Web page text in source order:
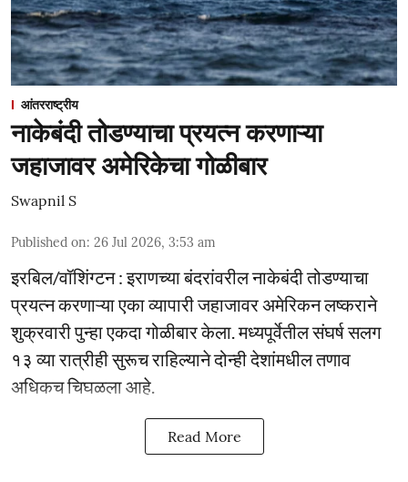
आंतरराष्ट्रीय
नाकेबंदी तोडण्याचा प्रयत्न करणाऱ्या
जहाजावर अमेरिकेचा गोळीबार
Swapnil S
Published on: 26 Jul 2026, 3:53 am
इरबिल/वॉशिंग्टन : इराणच्या बंदरांवरील नाकेबंदी तोडण्याचा
प्रयत्न करणाऱ्या एका व्यापारी जहाजावर अमेरिकन लष्कराने
शुक्रवारी पुन्हा एकदा गोळीबार केला. मध्यपूर्वेतील संघर्ष सलग
१३ व्या रात्रीही सुरूच राहिल्याने दोन्ही देशांमधील तणाव
अधिकच चिघळला आहे.
Read More